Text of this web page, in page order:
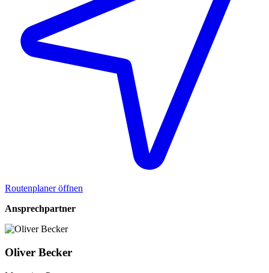
Routenplaner öffnen
Ansprechpartner
Oliver Becker